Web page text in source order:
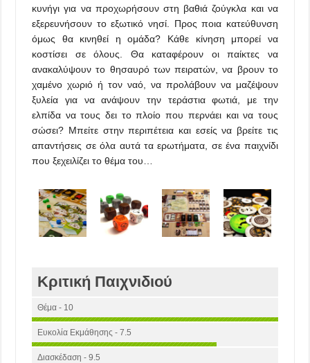
κυνήγι για να προχωρήσουν στη βαθιά ζούγκλα και να
εξερευνήσουν το εξωτικό νησί. Προς ποια κατεύθυνση
όμως θα κινηθεί η ομάδα? Κάθε κίνηση μπορεί να
κοστίσει σε όλους. Θα καταφέρουν οι παίκτες να
ανακαλύψουν το θησαυρό των πειρατών, να βρουν το
χαμένο χωριό ή τον ναό, να προλάβουν να μαζέψουν
ξυλεία για να ανάψουν την τεράστια φωτιά, με την
ελπίδα να τους δει το πλοίο που περνάει και να τους
σώσει? Μπείτε στην περιπέτεια και εσείς να βρείτε τις
απαντήσεις σε όλα αυτά τα ερωτήματα, σε ένα παιχνίδι
που ξεχειλίζει το θέμα του…
Κριτική Παιχνιδιού
Θέμα - 10
Ευκολία Εκμάθησης - 7.5
Διασκέδαση - 9.5